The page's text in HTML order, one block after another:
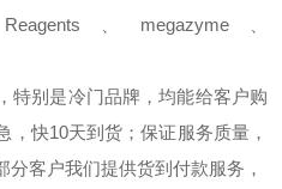
Reagents megazyme、
特别是冷门品牌，均能给客户购
，快10天到货；保证服务质量，
客户我们提供货到付款服务，